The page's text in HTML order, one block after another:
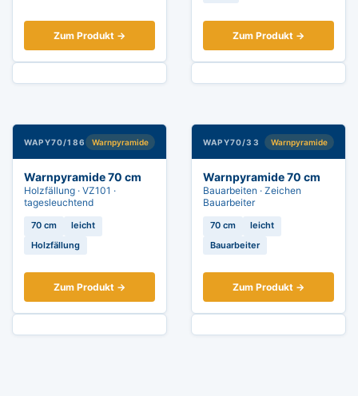
Zum Produkt → Zum Produkt →
WAPY70/186 Warnpyramide
Warnpyramide 70 cm
Holzfällung · VZ101 ·
tagesleuchtend
70 cm
leicht
Holzfällung
Zum Produkt →
WAPY70/33 Warnpyramide
Warnpyramide 70 cm
Bauarbeiten · Zeichen
Bauarbeiter
70 cm
leicht
Bauarbeiter
Zum Produkt →